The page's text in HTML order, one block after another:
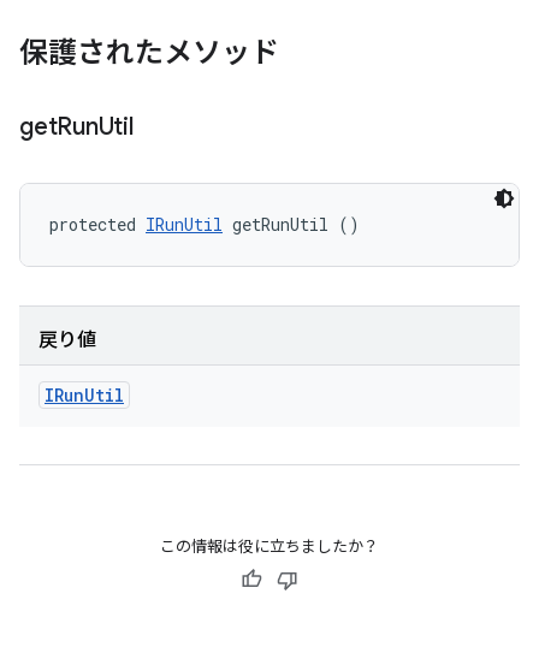
保護されたメソッド
getRunUtil
protected IRunUtil getRunUtil ()
戻り値
IRunUtil
この情報は役に立ちましたか？